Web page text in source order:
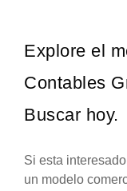
Explore el
Contables
Buscar hoy.
Si esta
un modelo